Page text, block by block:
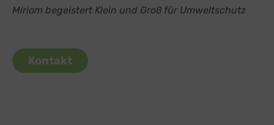
Miriam begeistert Klein und Groß für Umweltschutz
Kontakt